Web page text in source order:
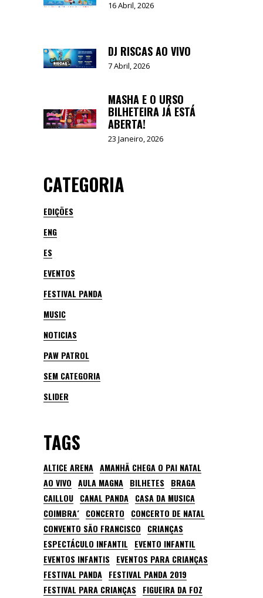
16 Abril, 2026
DJ RISCAS AO VIVO
7 Abril, 2026
MASHA E O URSO
BILHETEIRA JÁ ESTÁ
ABERTA!
23 Janeiro, 2026
CATEGORIA
EDIÇÕES
ENG
ES
EVENTOS
FESTIVAL PANDA
MUSIC
NOTICIAS
PAW PATROL
SEM CATEGORIA
SLIDER
TAGS
ALTICE ARENA AMANHÃ CHEGA O PAI NATAL
AO VIVO AULA MAGNA BILHETES
BRAGA
CAILLOU CANAL PANDA CASA DA MUSICA
COIMBRA´ CONCERTO
CONCERTO DE NATAL
CONVENTO SÃO FRANCISCO
CRIANÇAS
ESPECTÁCULO INFANTIL
EVENTO INFANTIL
EVENTOS INFANTIS
EVENTOS PARA CRIANÇAS
FESTIVAL PANDA FESTIVAL PANDA 2019
FESTIVAL PARA CRIANÇAS
FIGUEIRA DA FOZ